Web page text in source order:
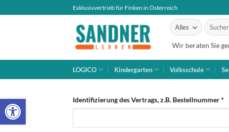
Open toolbar
Inhalt
Exklusivvertrieb für Finken in Österreich
Suche
nach:
Wir beraten Sie
LOGICO Kindergarten Volksschule
Identifizierung des Vertrags, z.B. Bestellnummer*